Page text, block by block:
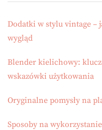
Dodatki w stylu vintage –
wygląd
Blender kielichowy:
wskazówki użytkowania
Oryginalne pomysły na
Sposoby na